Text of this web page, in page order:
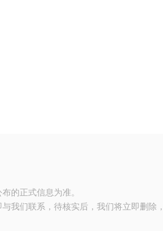
的正式信息为准。
我们联系，待核实后，我们将立即删除